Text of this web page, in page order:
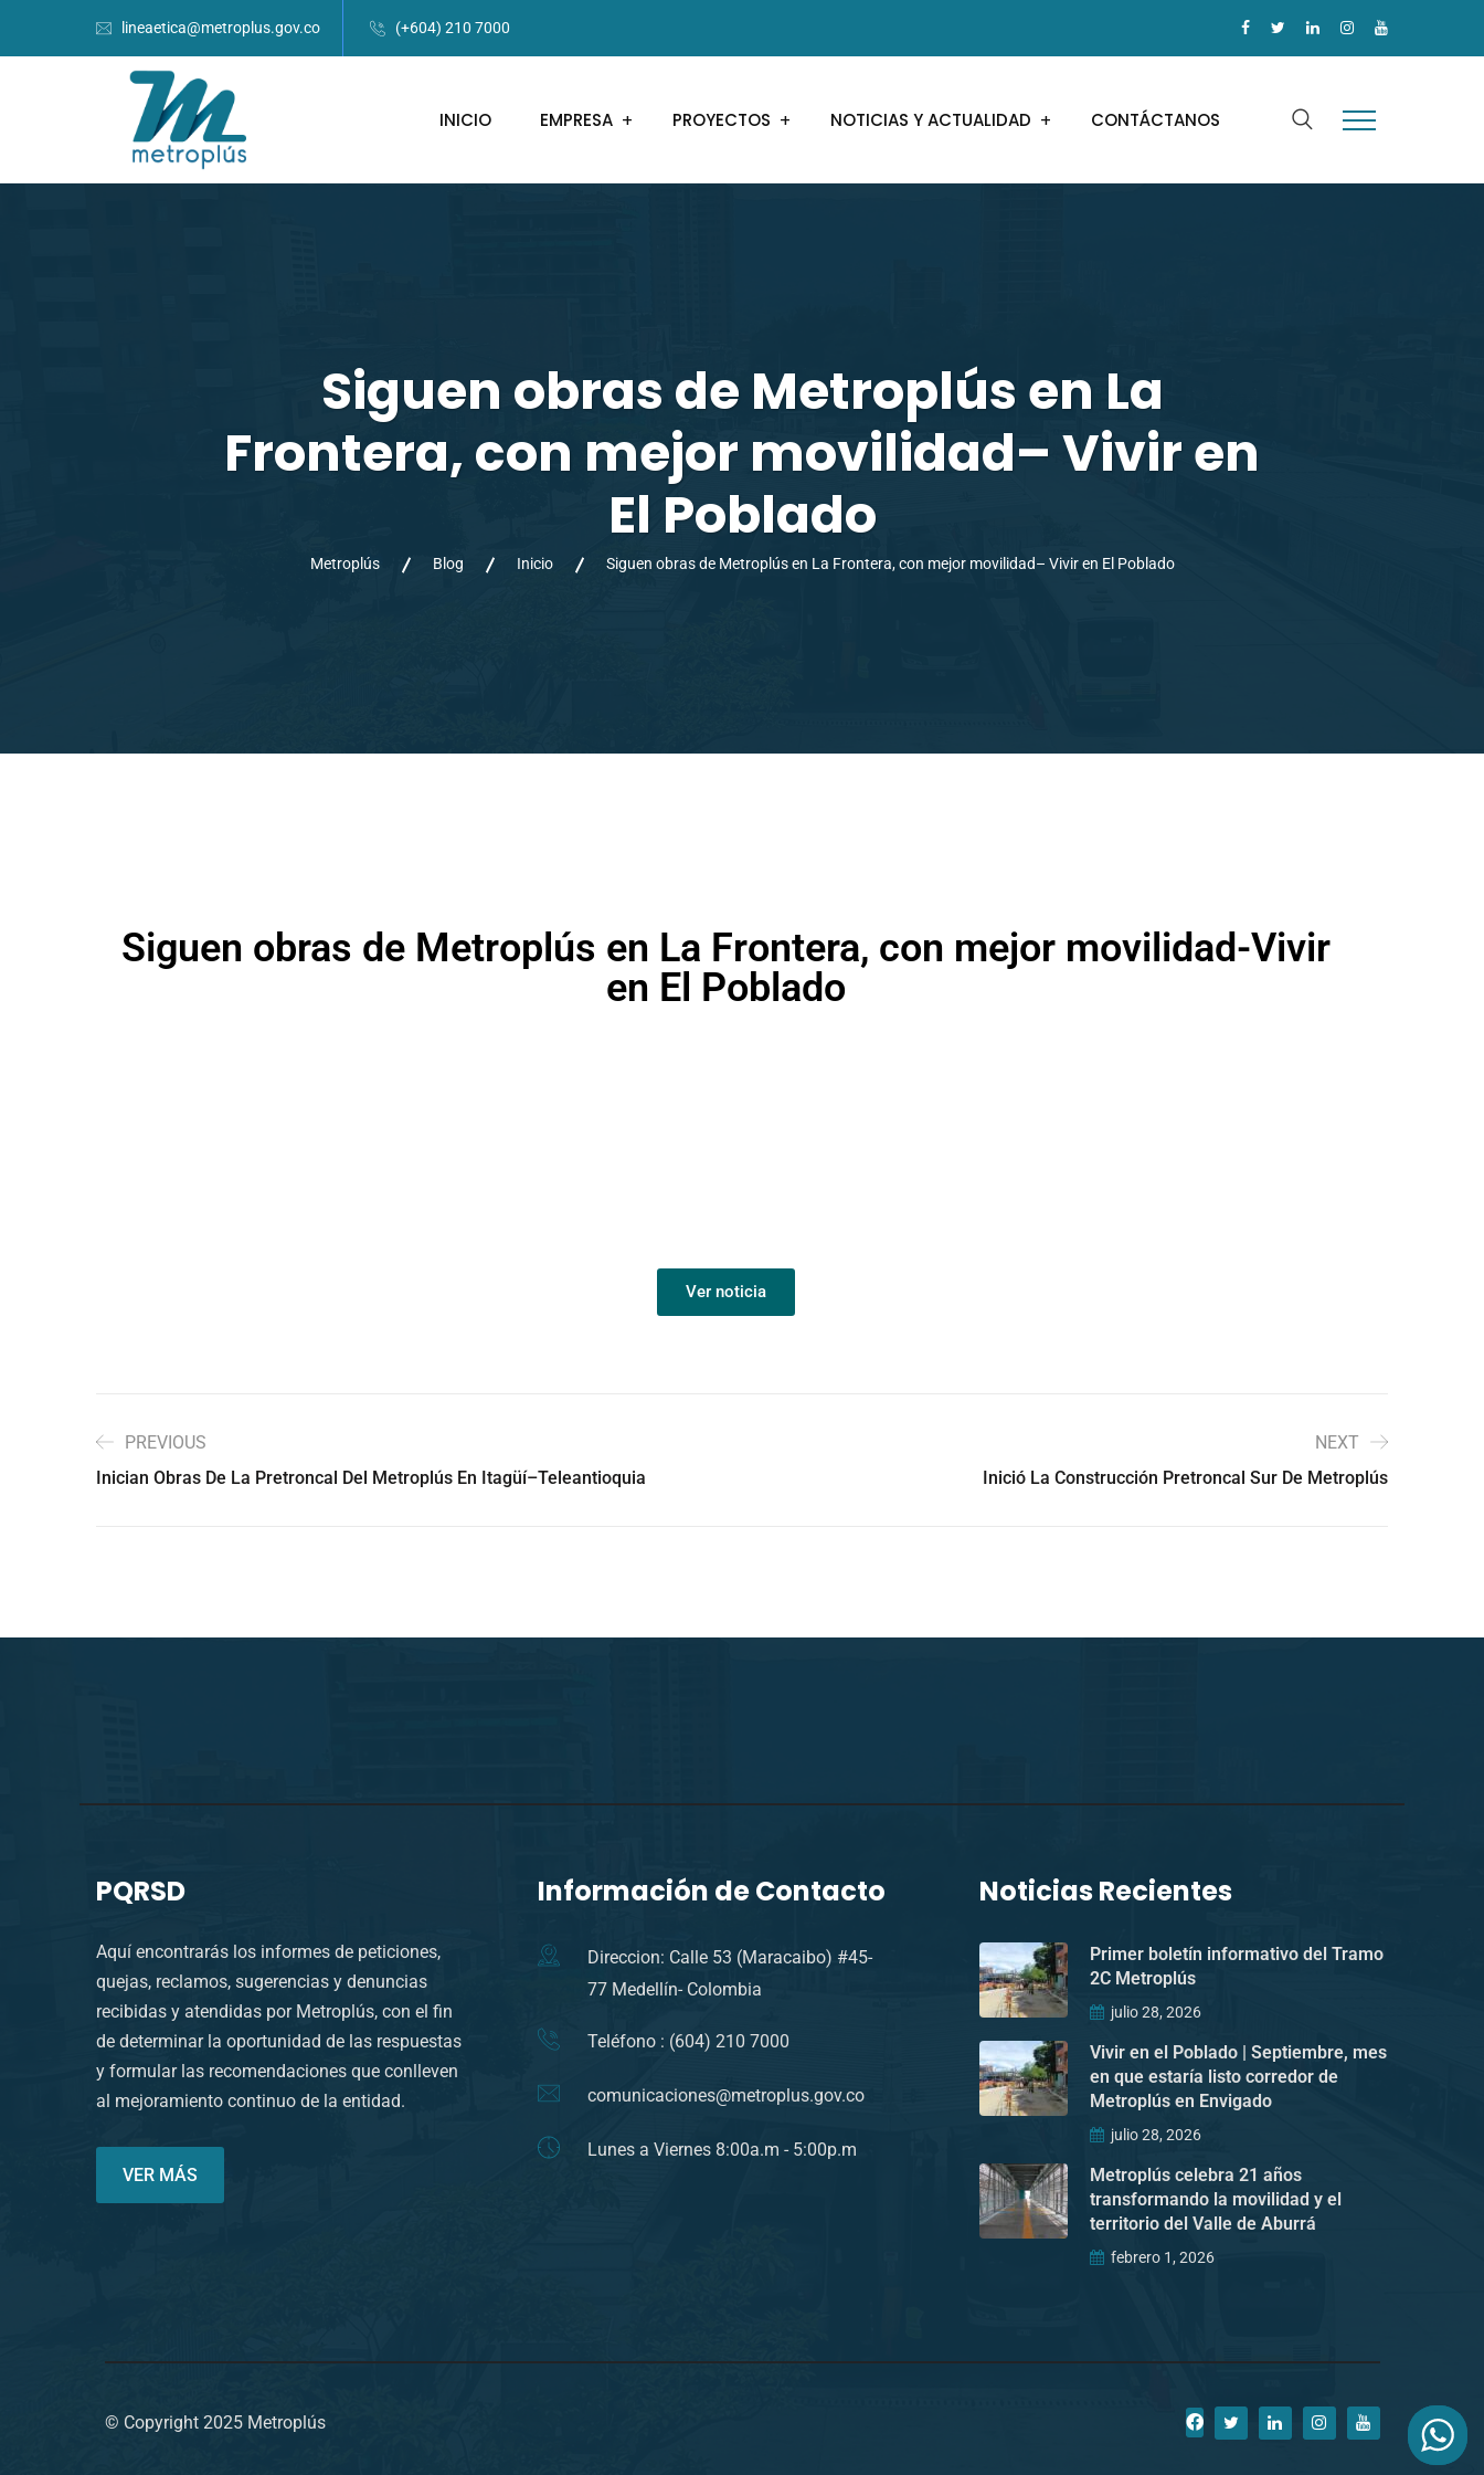
lineaetica@metroplus.gov.co (+604) 210 7000
INICIO EMPRESA PROYECTOS NOTICIAS Y ACTUALIDAD CONTÁCTANOS
Siguen obras de Metroplús en La
Frontera, con mejor movilidad– Vivir en
El Poblado
Metroplús Blog Inicio Siguen obras de Metroplús en La Frontera, con mejor movilidad– Vivir en El Poblado
Siguen obras de Metroplús en La Frontera, con mejor movilidad-Vivir
en El Poblado
Ver noticia
PREVIOUS
Inician Obras De La Pretroncal Del Metroplús En Itagüí–Teleantioquia
NEXT
Inició La Construcción Pretroncal Sur De Metroplús
PQRSD
Aquí encontrarás los informes de peticiones,
quejas, reclamos, sugerencias y denuncias
recibidas y atendidas por Metroplús, con el fin
de determinar la oportunidad de las respuestas
y formular las recomendaciones que conlleven
al mejoramiento continuo de la entidad.
VER MÁS
Información de Contacto
Direccion: Calle 53 (Maracaibo) #45-
77 Medellín- Colombia
Teléfono : (604) 210 7000
comunicaciones@metroplus.gov.co
Lunes a Viernes 8:00a.m - 5:00p.m
Noticias Recientes
Primer boletín informativo del Tramo
2C Metroplús
julio 28, 2026
Vivir en el Poblado | Septiembre, mes
en que estaría listo corredor de
Metroplús en Envigado
julio 28, 2026
Metroplús celebra 21 años
transformando la movilidad y el
territorio del Valle de Aburrá
febrero 1, 2026
© Copyright 2025 Metroplús